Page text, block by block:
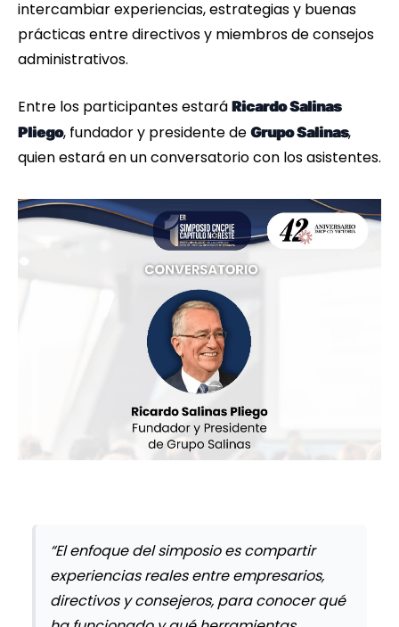
intercambiar experiencias, estrategias y buenas
prácticas entre directivos y miembros de consejos
administrativos.
Entre los participantes estará Ricardo Salinas
Pliego, fundador y presidente de Grupo Salinas,
quien estará en un conversatorio con los asistentes.
“El enfoque del simposio es compartir
experiencias reales entre empresarios,
directivos y consejeros, para conocer qué